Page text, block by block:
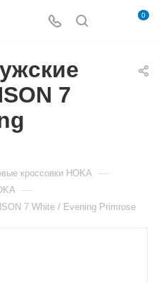
0
7
кроссовки HOKA —
—
7 White / Evening Primrose